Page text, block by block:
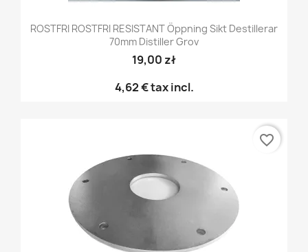
ROSTFRI ROSTFRI RESISTANT Öppning Sikt Destillerar
70mm Distiller Grov
19,00 zł
4,62 €tax incl.
favorite_border